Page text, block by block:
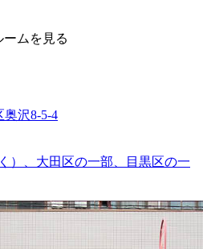
ムを見る
奥沢8-5-4
）、大田区の一部、目黒区の一